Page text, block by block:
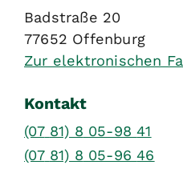
Badstraße 20
77652 Offenburg
Zur elektronischen
Kontakt
(07 81) 8 05-98 41
(07 81) 8 05-96 46